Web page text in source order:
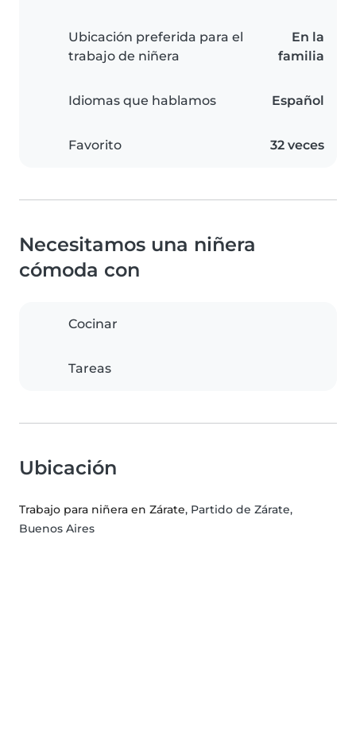
Ubicación preferida para el
trabajo de niñera
En la
familia
Idiomas que hablamos Español
Favorito 32 veces
Necesitamos una niñera
cómoda con
Cocinar
Tareas
Ubicación
Trabajo para niñera en Zárate, Partido de Zárate,
Buenos Aires